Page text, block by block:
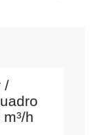
/
h